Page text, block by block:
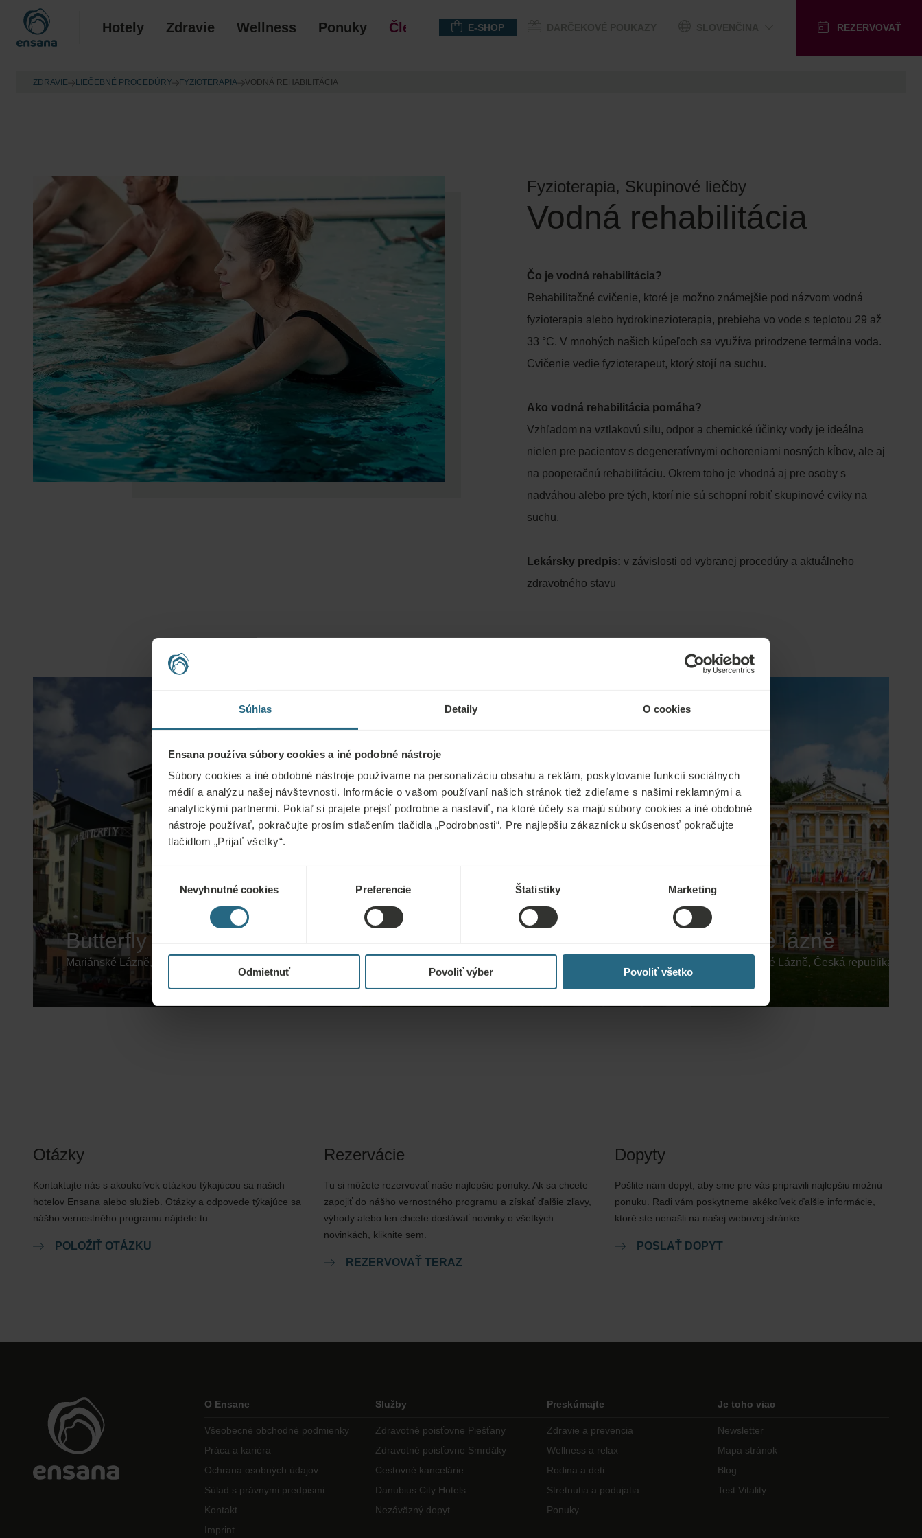
Súhlas Detaily O cookies
Ensana používa súbory cookies a iné podobné nástroje
Súbory cookies a iné obdobné nástroje používame na personalizáciu obsahu a reklám, poskytovanie funkcií sociálnych
médií a analýzu našej návštevnosti. Informácie o vašom používaní našich stránok tiež zdieľame s našimi reklamnými a
analytickými partnermi. Pokiaľ si prajete prejsť podrobne a nastaviť, na ktoré účely sa majú súbory cookies a iné obdobné
nástroje používať, pokračujte prosím stlačením tlačidla „Podrobnosti“. Pre najlepšiu zákaznícku skúsenosť pokračujte
tlačidlom „Prijať všetky“.
súhlasuNevyhnutné cookies Preferencie Štatistiky Marketing
Odmietnuť Povoliť výber Povoliť všetko
Hotely Zdravie Wellness Ponuky Členstvo E-SHOP REZERVOVAŤ
ZDRAVIE LIEČEBNÉ PROCEDÚRY FYZIOTERAPIA VODNÁ REHABILITÁCIA
Fyzioterapia, Skupinové liečby
Vodná rehabilitácia
Čo je vodná rehabilitácia?
Rehabilitačné cvičenie, ktoré je možno známejšie pod názvom vodná
fyzioterapia alebo hydrokinezioterapia, prebieha vo vode s teplotou 29 až
33 °C. V mnohých našich kúpeľoch sa využíva prirodzene termálna voda.
Cvičenie vedie fyzioterapeut, ktorý stojí na suchu.
Ako vodná rehabilitácia pomáha?
Vzhľadom na vztlakovú silu, odpor a chemické účinky vody je ideálna
nielen pre pacientov s degeneratívnymi ochoreniami nosných kĺbov, ale aj
na pooperačnú rehabilitáciu. Okrem toho je vhodná aj pre osoby s
nadváhou alebo pre tých, ktorí nie sú schopní robiť skupinové cviky na
suchu.
Lekársky predpis: v závislosti od vybranej procedúry a aktuálneho
zdravotného stavu
Butterfly
Mariánské Lázně, Česká republika
Nové lázně
Mariánské Lázně, Česká republika
Otázky
Kontaktujte nás s akoukoľvek otázkou týkajúcou sa našich
hotelov Ensana alebo služieb. Otázky a odpovede týkajúce sa
nášho vernostného programu nájdete tu.
POLOŽIŤ OTÁZKU
Rezervácie
Tu si môžete rezervovať naše najlepšie ponuky. Ak sa chcete
zapojiť do nášho vernostného programu a získať ďalšie zľavy,
výhody alebo len chcete dostávať novinky o všetkých
novinkách, kliknite sem.
REZERVOVAŤ TERAZ
Dopyty
Pošlite nám dopyt, aby sme pre vás pripravili najlepšiu možnú
ponuku. Radi vám poskytneme akékoľvek ďalšie informácie,
ktoré ste nenašli na našej webovej stránke.
POSLAŤ DOPYT
O Ensane
Všeobecné obchodné podmienky
Práca a kariéra
Ochrana osobných údajov
Súlad s právnymi predpismi
Kontakt
Imprint
Služby
Zdravotné poisťovne Piešťany
Zdravotné poisťovne Smrdáky
Cestovné kancelárie
Danubius City Hotels
Nezáväzný dopyt
Preskúmajte
Zdravie a prevencia
Wellness a relax
Rodina a deti
Stretnutia a podujatia
Ponuky
Je toho viac
Newsletter
Mapa stránok
Blog
Test Vitality